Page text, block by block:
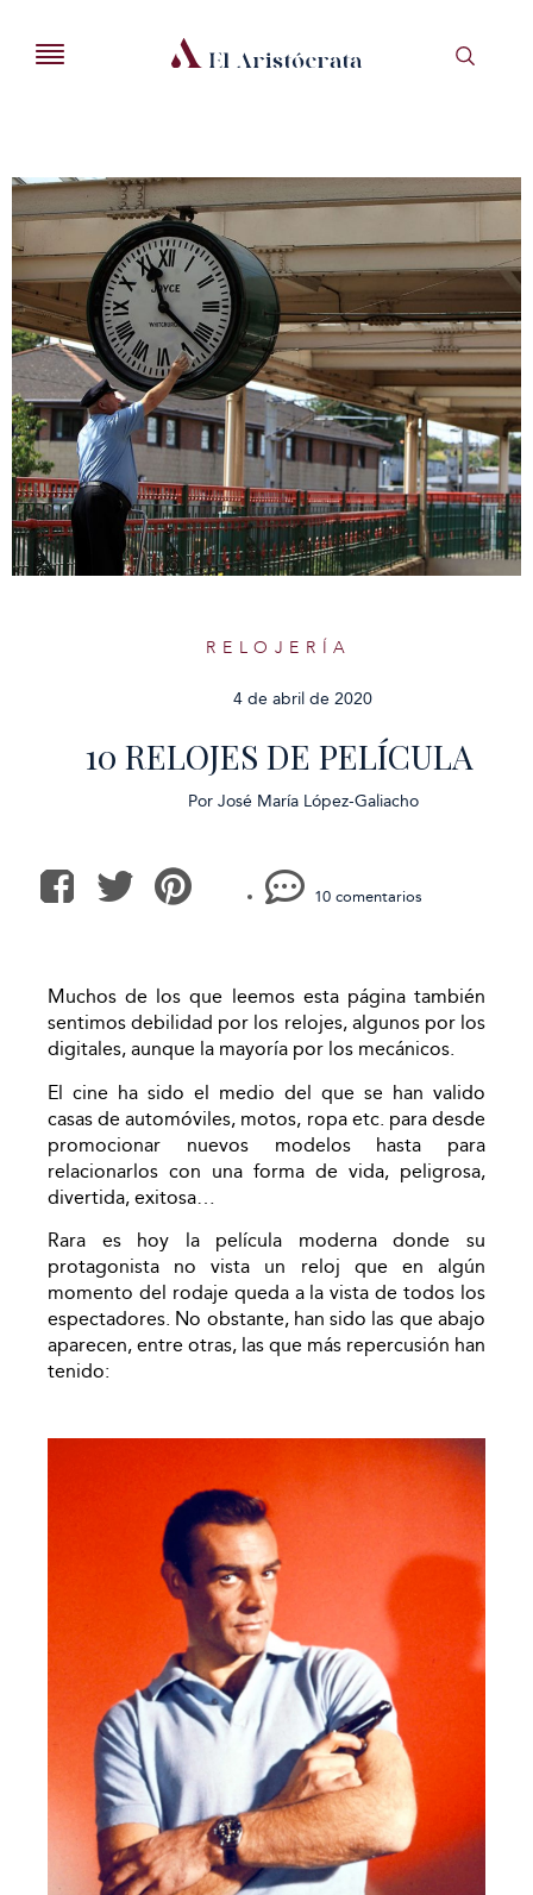
RELOJERÍA
4 de abril de 2020
10 RELOJES DE PELÍCULA
Por José María López-Galiacho
10 comentarios
Muchos de los que leemos esta página también
sentimos debilidad por los relojes, algunos por los
digitales, aunque la mayoría por los mecánicos.
El cine ha sido el medio del que se han valido
casas de automóviles, motos, ropa etc. para desde
promocionar nuevos modelos hasta para
relacionarlos con una forma de vida, peligrosa,
divertida, exitosa…
Rara es hoy la película moderna donde su
protagonista no vista un reloj que en algún
momento del rodaje queda a la vista de todos los
espectadores. No obstante, han sido las que abajo
aparecen, entre otras, las que más repercusión han
tenido: